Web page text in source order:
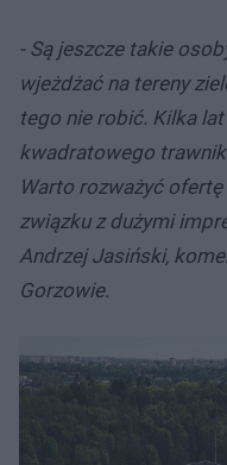
- Są jeszcze takie
wjeżdżać na tereny
tego nie robić. Kilka
kwadratowego
Warto rozważyć
związku z dużymi
Andrzej Jasiński,
Gorzowie.